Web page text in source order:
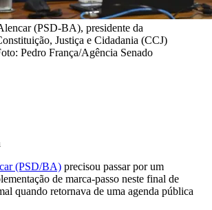
(PSD-BA), presidente da
Justiça e Cidadania (CCJ)
Pedro França/Agência Senado
(PSD/BA) precisou passar por um
de marca-passo neste final de
quando retornava de uma agenda pública